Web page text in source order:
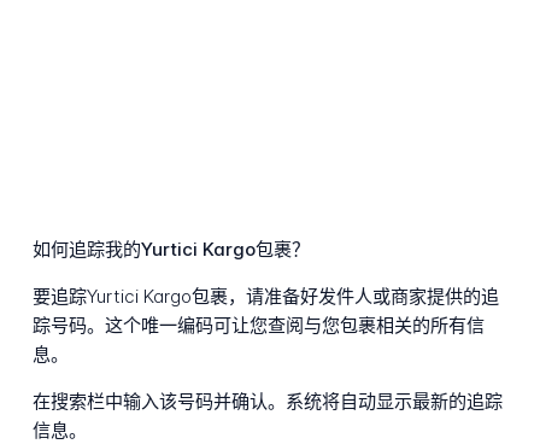
如何追踪我的Yurtici Kargo包裹？
要追踪Yurtici Kargo包裹，请准备好发件人或商家提供的追
踪号码。这个唯一编码可让您查阅与您包裹相关的所有信
息。
在搜索栏中输入该号码并确认。系统将自动显示最新的追踪
信息。